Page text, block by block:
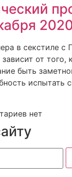
в секстиле с
от того,
быть
испытать
нет